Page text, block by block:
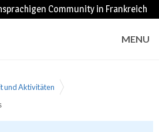
Community in Frankreich
MENU
und Aktivitäten